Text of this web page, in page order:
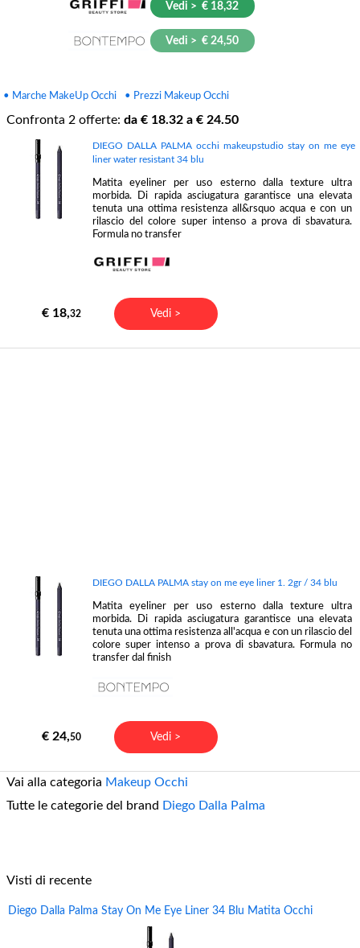
Vedi > € 18,32
Vedi > € 24,50
• Marche MakeUp Occhi • Prezzi Makeup Occhi
Confronta 2 offerte: da € 18.32 a € 24.50
DIEGO DALLA PALMA occhi makeupstudio stay on me eye
liner water resistant 34 blu
Matita eyeliner per uso esterno dalla texture ultra
morbida. Di rapida asciugatura garantisce una elevata
tenuta una ottima resistenza all&rsquo acqua e con un
rilascio del colore super intenso a prova di sbavatura.
Formula no transfer
€ 18,32 Vedi >
DIEGO DALLA PALMA stay on me eye liner 1. 2gr / 34 blu
Matita eyeliner per uso esterno dalla texture ultra
morbida. Di rapida asciugatura garantisce una elevata
tenuta una ottima resistenza all'acqua e con un rilascio del
colore super intenso a prova di sbavatura. Formula no
transfer dal finish
€ 24,50 Vedi >
Vai alla categoria Makeup Occhi
Tutte le categorie del brand Diego Dalla Palma
Visti di recente
Diego Dalla Palma Stay On Me Eye Liner 34 Blu Matita Occhi